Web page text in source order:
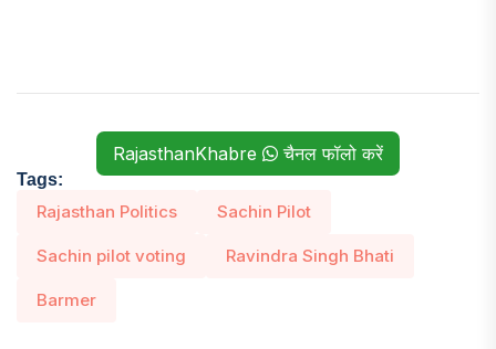
RajasthanKhabre चैनल फॉलो करें
Tags:
Rajasthan Politics Sachin Pilot
Sachin pilot voting Ravindra Singh Bhati
Barmer